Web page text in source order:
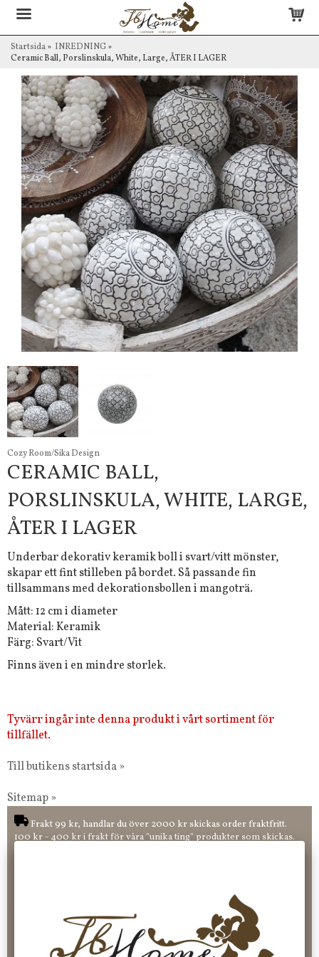
Startsida» INREDNING»
Ceramic Ball, Porslinskula, White, Large, ÅTER I LAGER
Cozy Room/Sika Design
CERAMIC BALL,
PORSLINSKULA, WHITE, LARGE,
ÅTER I LAGER
Underbar dekorativ keramik boll i svart/vitt mönster,
skapar ett fint stilleben på bordet. Så passande fin
tillsammans med dekorationsbollen i mangoträ.
Mått: 12 cm i diameter
Material: Keramik
Färg: Svart/Vit
Finns även i en mindre storlek.
Tyvärr ingår inte denna produkt i vårt sortiment för
tillfället.
Till butikens startsida »
Sitemap »
Frakt 99 kr, handlar du över 2000 kr skickas order fraktfritt.
100 kr - 400 kr i frakt för våra "unika ting" produkter som skickas.
CHECKOUT. Välj själv hur du vill betala mellan alla Klarnas
betalningstjänster. Och du kan även välja PAYSON betalningstjänst.
Nöjda kunder och strävar efter att ha snabba leveranser!
-ligt Tack för att just Du tittar in hos Jb Home!